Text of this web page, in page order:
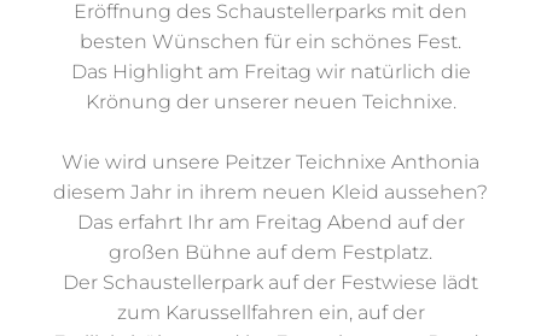
Fischerfestes folgt im Anschluss mit der
Eröffnung des Schaustellerparks mit den
besten Wünschen für ein schönes Fest.
Das Highlight am Freitag wir natürlich die
Wie wird unsere Peitzer Teichnixe Anthonia
diesem Jahr in ihrem neuen Kleid aussehen?
Das erfahrt Ihr am Freitag Abend auf der
großen Bühne auf dem Festplatz.
Der Schaustellerpark auf der Festwiese lädt